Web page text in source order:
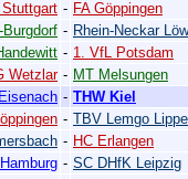
- FA Göppingen
- Rhein-Neckar
- 1. VfL Potsdam
Wetzlar - MT Melsungen
- THW Kiel
- TBV Lemgo Lippe
- HC Erlangen
- SC DHfK Leipzig